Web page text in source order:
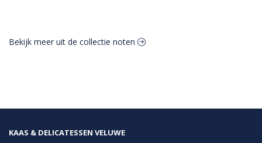
Bekijk meer uit de collectie noten
KAAS & DELICATESSEN VELUWE